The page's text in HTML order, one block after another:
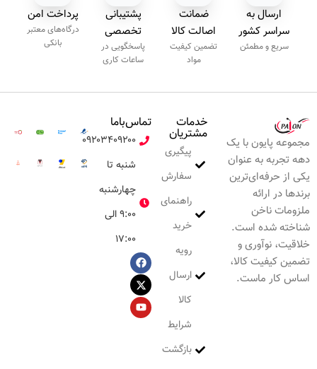
ارسال به
سراسر کشور
سریع و مطمئن
ضمانت
اصالت کالا
تضمین کیفیت
مواد
پشتیبانی
تخصصی
پاسخگویی در
ساعات کاری
پرداخت امن
درگاه‌های معتبر
بانکی
مجموعه پایون با یک
دهه تجربه به عنوان
یکی از حرفه‌ای‌ترین
برندها در ارائه
ملزومات ناخن
شناخته شده است.
خلاقیت، نوآوری و
تضمین کیفیت کالا،
اساس کار ماست.
خدمات
مشتریان
پیگیری
سفارش
راهنمای
خرید
رویه
ارسال
کالا
شرایط
بازگشت
تماس‌با‌ما
۰۹۲۰۳۴۰۹۲۰۰
شنبه تا
چهارشنبه
۹:۰۰ الی
۱۷:۰۰